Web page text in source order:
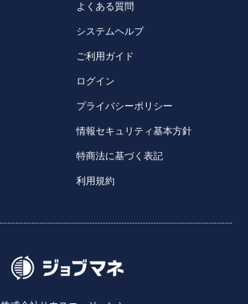
よくある質問
システムヘルプ
ご利用ガイド
ログイン
プライバシーポリシー
情報セキュリティ基本方針
特商法に基づく表記
利用規約